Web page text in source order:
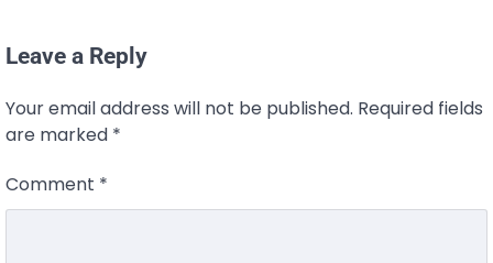
Leave a Reply
Your email address will not be published. Required fields
are marked *
Comment *